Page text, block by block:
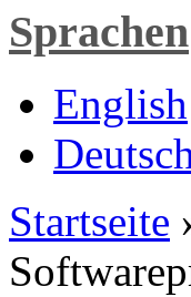
Sprachen
English
Startseite